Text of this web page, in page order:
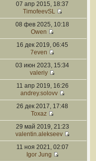
07 апр 2015, 18:37
TimofeevSL
08 фев 2025, 10:18
Owen
16 дек 2019, 06:45
7even
03 июн 2023, 15:34
valeriy
11 апр 2019, 16:26
andrey.solovv
26 дек 2017, 17:48
Toxaz
29 май 2019, 21:23
valentin.alekseev
11 ноя 2021, 02:07
Igor Jung